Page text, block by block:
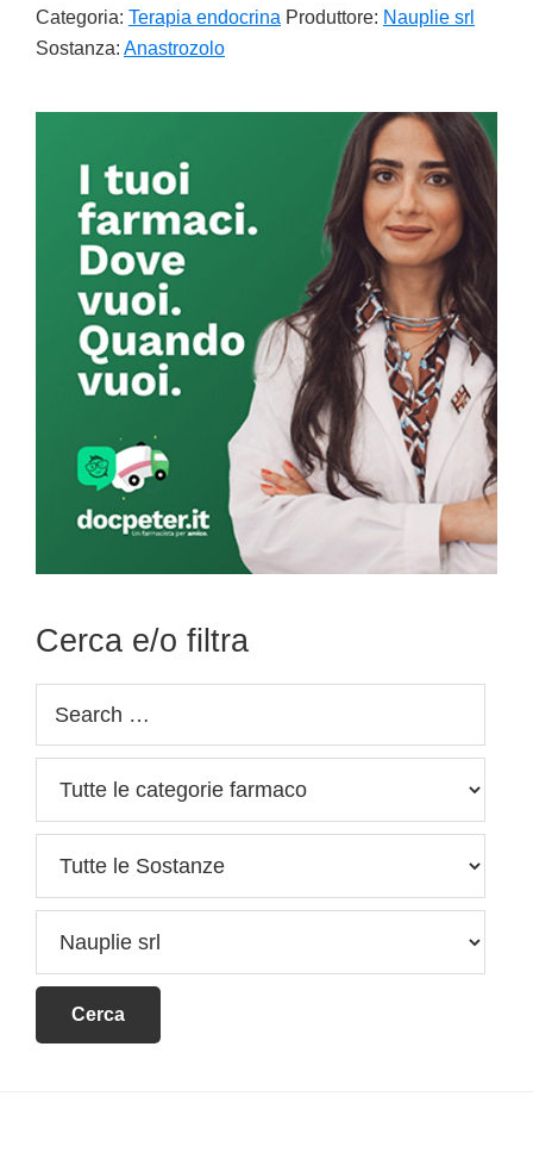
Categoria: Terapia endocrina Produttore: Nauplie srl
Sostanza: Anastrozolo
Sidebar
Cerca e/o filtra